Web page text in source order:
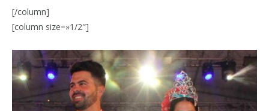
[/column]
[column size=»1/2″]